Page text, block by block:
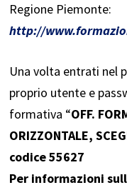
Regione Piemonte:
http://
Una volta entrati nel
proprio utente e
formativa “OFF.
ORIZZONTALE,
codice 55627
Per informazioni